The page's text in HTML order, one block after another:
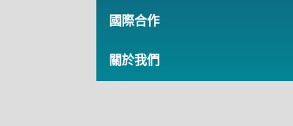
國際合作
關於我們